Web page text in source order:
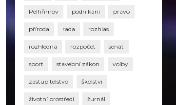
Pelhřimov podnikání právo
příroda rada rozhlas
rozhledna rozpočet senát
sport stavební zákon volby
zastupitelstvo školství
životní prostředí žurnál